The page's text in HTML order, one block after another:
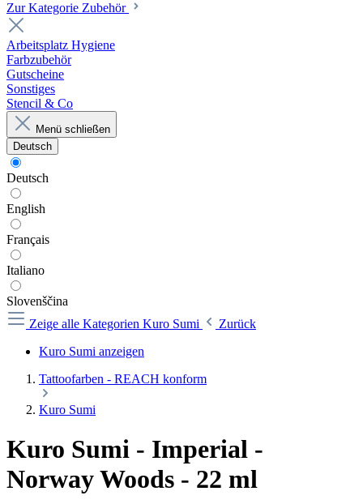
Zur Kategorie Zubehör
Arbeitsplatz Hygiene
Farbzubehör
Gutscheine
Sonstiges
Stencil & Co
Menü schließen
Deutsch
Deutsch
English
Français
Italiano
Slovenščina
Zeige alle Kategorien Kuro Sumi
Zurück
Kuro Sumi anzeigen
Tattoofarben - REACH konform
Kuro Sumi
Kuro Sumi - Imperial -
Norway Woods - 22 ml